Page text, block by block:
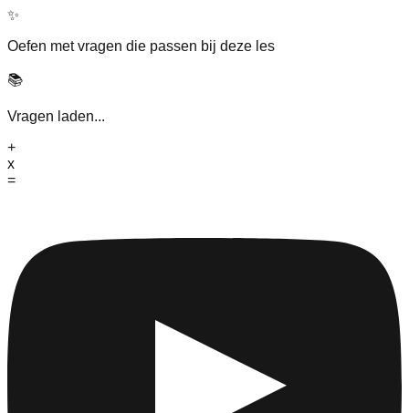
✨
Oefen met vragen die passen bij deze les
📚
Vragen laden...
+
x
=